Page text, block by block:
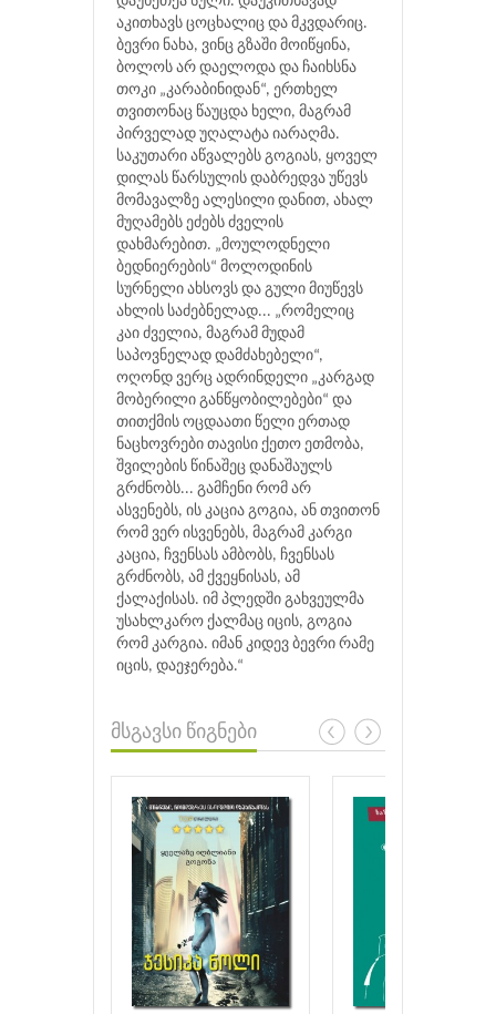
აკითხავს ცოცხალიც და მკვდარიც.
ბევრი ნახა, ვინც გზაში მოიწყინა,
ბოლოს არ დაელოდა და ჩაიხსნა
თოკი „კარაბინიდან“, ერთხელ
თვითონაც წაუცდა ხელი, მაგრამ
პირველად უღალატა იარაღმა.
საკუთარი აწვალებს გოგიას, ყოველ
დილას წარსულის დაბრედვა უწევს
მომავალზე ალესილი დანით, ახალ
მუღამებს ეძებს ძველის
დახმარებით. „მოულოდნელი
ბედნიერების“ მოლოდინის
სურნელი ახსოვს და გული მიუწევს
ახლის საძებნელად... „რომელიც
კაი ძველია, მაგრამ მუდამ
საპოვნელად დამძახებელი“,
ოღონდ ვერც ადრინდელი „კარგად
მობერილი განწყობილებები“ და
თითქმის ოცდაათი წელი ერთად
ნაცხოვრები თავისი ქეთო ეთმობა,
შვილების წინაშეც დანაშაულს
გრძნობს... გამჩენი რომ არ
ასვენებს, ის კაცია გოგია, ან თვითონ
რომ ვერ ისვენებს, მაგრამ კარგი
კაცია, ჩვენსას ამბობს, ჩვენსას
გრძნობს, ამ ქვეყნისას, ამ
ქალაქისას. იმ პლედში გახვეულმა
უსახლკარო ქალმაც იცის, გოგია
რომ კარგია. იმან კიდევ ბევრი რამე
იცის, დაეჯერება.“
მსგავსი წიგნები